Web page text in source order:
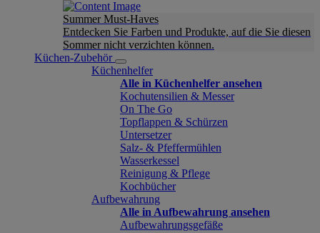
Summer Must-Haves
Entdecken Sie Farben und Produkte, auf die Sie diesen
Sommer nicht verzichten können.
Küchen-Zubehör
Küchenhelfer
Alle in Küchenhelfer ansehen
Kochutensilien & Messer
On The Go
Topflappen & Schürzen
Untersetzer
Salz- & Pfeffermühlen
Wasserkessel
Reinigung & Pflege
Kochbücher
Aufbewahrung
Alle in Aufbewahrung ansehen
Aufbewahrungsgefäße